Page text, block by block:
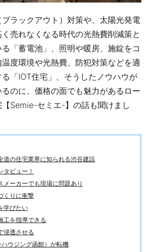
ラックアウト）対策や、太陽光発電
売れなくなる時代の光熱費削減策と
「蓄電池」、照明や暖房、施錠をコ
度環境や光熱費、防犯対策などを適
「IOT住宅」、そうしたノウハウが
のに、価格の面でも魅力があるロー
Semie-セミエ-】の話も聞けまし
道の住宅業界に知られる渋谷建設
タビュー！
メーカーでも現場に問題あり
くりに衝撃
学びたい
工を指導できる
浸透させる
ウジング函館）が転機